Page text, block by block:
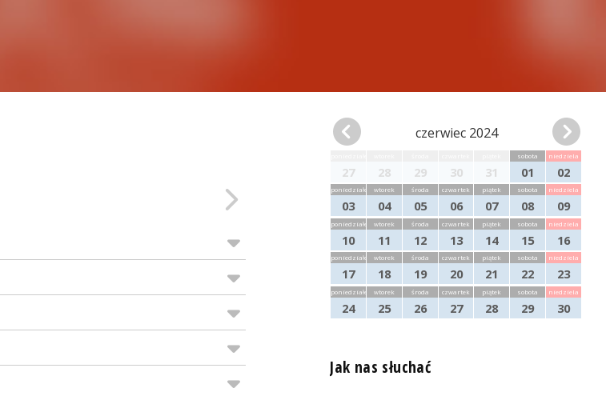
czerwiec 2024
27 28 29 30 31
sobota
01
niedziela
02
poniedziałek
03
wtorek
04
środa
05
czwartek
06
piątek
07
sobota
08
niedziela
09
poniedziałek
10
wtorek
11
środa
12
czwartek
13
piątek
14
sobota
15
niedziela
16
poniedziałek
17
wtorek
18
środa
19
czwartek
20
piątek
21
sobota
22
niedziela
23
poniedziałek
24
wtorek
25
środa
26
czwartek
27
piątek
28
sobota
29
niedziela
30
Jak nas słuchać